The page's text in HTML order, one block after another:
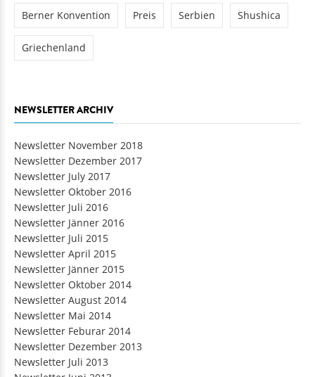
Berner Konvention Preis Serbien Shushica
Griechenland
NEWSLETTER ARCHIV
Newsletter November 2018
Newsletter Dezember 2017
Newsletter July 2017
Newsletter Oktober 2016
Newsletter Juli 2016
Newsletter Jänner 2016
Newsletter Juli 2015
Newsletter April 2015
Newsletter Jänner 2015
Newsletter Oktober 2014
Newsletter August 2014
Newsletter Mai 2014
Newsletter Feburar 2014
Newsletter Dezember 2013
Newsletter Juli 2013